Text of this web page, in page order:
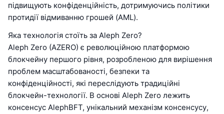
підвищують конфіденційність, дотримуючись політики
протидії відмиванню грошей (AML).
Яка технологія стоїть за Aleph Zero?
Aleph Zero (AZERO) є революційною платформою
блокчейну першого рівня, розробленою для вирішення
проблем масштабованості, безпеки та
конфіденційності, які переслідують традиційні
блокчейн-технології. В основі Aleph Zero лежить
консенсус AlephBFT, унікальний механізм консенсусу,